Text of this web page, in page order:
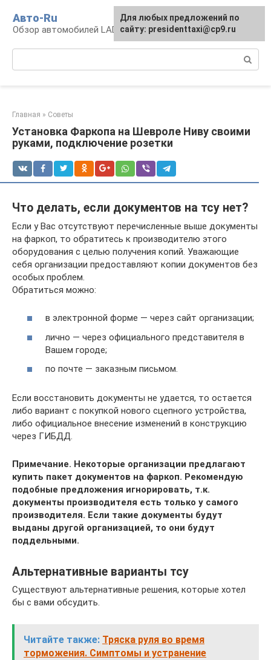
контенту
Авто-Ru
Обзор автомобилей LADA
Главная » Советы
Установка Фаркопа на Шевроле Ниву своими
руками, подключение розетки
Что делать, если документов на тсу нет?
Если у Вас отсутствуют перечисленные выше документы
на фаркоп, то обратитесь к производителю этого
оборудования с целью получения копий. Уважающие
себя организации предоставляют копии документов без
особых проблем.
Обратиться можно:
в электронной форме — через сайт организации;
лично — через официального представителя в
Вашем городе;
по почте — заказным письмом.
Если восстановить документы не удается, то остается
либо вариант с покупкой нового сцепного устройства,
либо официальное внесение изменений в конструкцию
через ГИБДД.
Примечание. Некоторые организации предлагают
купить пакет документов на фаркоп. Рекомендую
подобные предложения игнорировать, т.к.
документы производителя есть только у самого
производителя. Если такие документы будут
выданы другой организацией, то они будут
поддельными.
Альтернативные варианты тсу
Существуют альтернативные решения, которые хотел
бы с вами обсудить.
Читайте также: Тряска руля во время
торможения. Симптомы и устранение
Для любых предложений по
сайту: presidenttaxi@cp9.ru